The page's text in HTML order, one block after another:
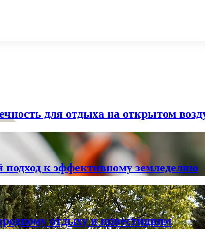
для отдыха на открытом
к эффективному земледелию
отдыху и инвестициям